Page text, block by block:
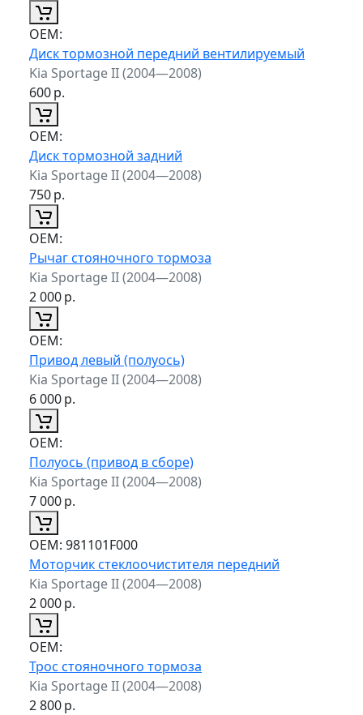
ОЕМ:
Диск тормозной передний вентилируемый
Kia Sportage II (2004—2008)
600р.
ОЕМ:
Диск тормозной задний
Kia Sportage II (2004—2008)
750р.
ОЕМ:
Рычаг стояночного тормоза
Kia Sportage II (2004—2008)
2 000р.
ОЕМ:
Привод левый (полуось)
Kia Sportage II (2004—2008)
6 000р.
ОЕМ:
Полуось (привод в сборе)
Kia Sportage II (2004—2008)
7 000р.
ОЕМ: 981101F000
Моторчик стеклоочистителя передний
Kia Sportage II (2004—2008)
2 000р.
ОЕМ:
Трос стояночного тормоза
Kia Sportage II (2004—2008)
2 800р.